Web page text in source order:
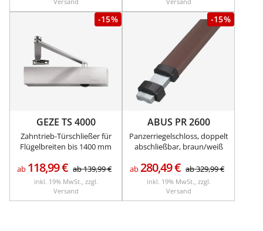
-15%
GEZE TS 4000
Zahntrieb-Türschließer für
Flügelbreiten bis 1400 mm
ab 118,99€ ab139,99€
inkl. 19% MwSt., zzgl.
Versand
-15%
ABUS PR 2600
Panzerriegelschloss, doppelt
abschließbar, braun/weiß
ab280,49€ ab329,99€
inkl. 19% MwSt., zzgl.
Versand